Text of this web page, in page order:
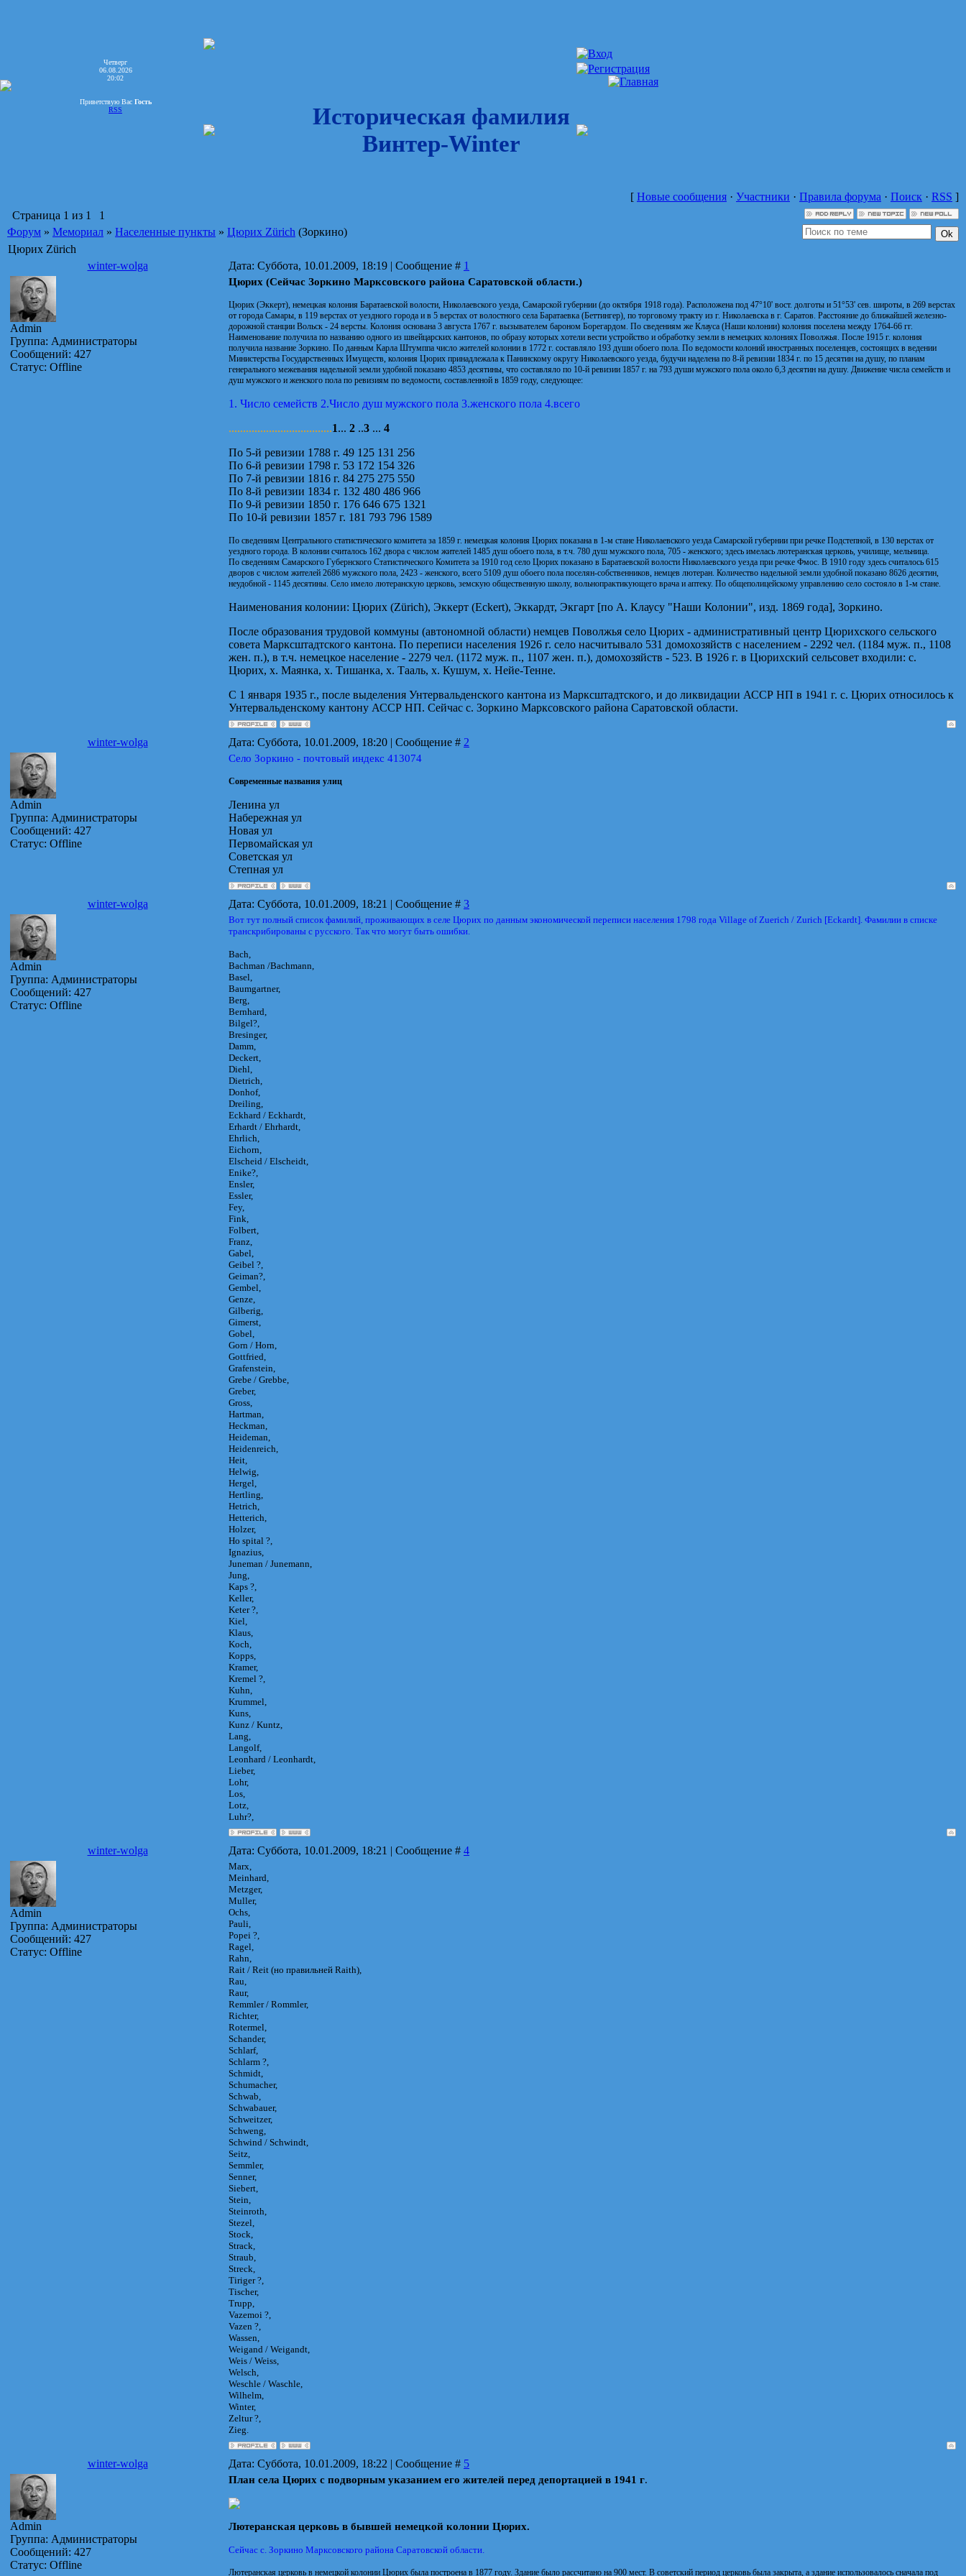
Четверг
06.08.2026
20:02
Приветствую Вас Гость
RSS
Историческая фамилия
Винтер-Winter
[ Новые сообщения · Участники · Правила форума · Поиск · RSS ]
Страница 1 из 1
1
Форум » Мемориал » Населенные пункты » Цюрих Zürich (Зоркино)
Цюрих Zürich
winter-wolga
Дата: Суббота, 10.01.2009, 18:19 | Сообщение # 1
Admin
Группа: Администраторы
Сообщений: 427
Статус: Offline
Цюрих (Сейчас Зоркино Марксовского района Саратовской области.)
Цюрих (Эккерт), немецкая колония Баратаевской волости, Николаевского уезда, Самарской губернии (до октября 1918 года). Расположена под 47°10' вост. долготы и 51°53' сев. широты, в 269 верстах
от города Самары, в 119 верстах от уездного города и в 5 верстах от волостного села Баратаевка (Беттингер), по торговому тракту из г. Николаевска в г. Саратов. Расстояние до ближайшей железно-
дорожной станции Вольск - 24 версты. Колония основана 3 августа 1767 г. вызывателем бароном Борегардом. По сведениям же Клауса (Наши колонии) колония поселена между 1764-66 гг.
Наименование получила по названию одного из швейцарских кантонов, по образу которых хотели вести устройство и обработку земли в немецких колониях Поволжья. После 1915 г. колония
получила название Зоркино. По данным Карла Штумппа число жителей колонии в 1772 г. составляло 193 души обоего пола. По ведомости колоний иностранных поселенцев, состоящих в ведении
Министерства Государственных Имуществ, колония Цюрих принадлежала к Панинскому округу Николаевского уезда, будучи наделена по 8-й ревизии 1834 г. по 15 десятин на душу, по планам
генерального межевания надельной земли удобной показано 4853 десятины, что составляло по 10-й ревизии 1857 г. на 793 души мужского пола около 6,3 десятин на душу. Движение числа семейств и
душ мужского и женского пола по ревизиям по ведомости, составленной в 1859 году, следующее:
1. Число семейств 2.Число душ мужского пола 3.женского пола 4.всего
....................................1... 2 ..3 ... 4
По 5-й ревизии 1788 г. 49 125 131 256
По 6-й ревизии 1798 г. 53 172 154 326
По 7-й ревизии 1816 г. 84 275 275 550
По 8-й ревизии 1834 г. 132 480 486 966
По 9-й ревизии 1850 г. 176 646 675 1321
По 10-й ревизии 1857 г. 181 793 796 1589
По сведениям Центрального статистического комитета за 1859 г. немецкая колония Цюрих показана в 1-м стане Николаевского уезда Самарской губернии при речке Подстепной, в 130 верстах от
уездного города. В колонии считалось 162 двора с числом жителей 1485 душ обоего пола, в т.ч. 780 душ мужского пола, 705 - женского; здесь имелась лютеранская церковь, училище, мельница.
По сведениям Самарского Губернского Статистического Комитета за 1910 год село Цюрих показано в Баратаевской волости Николаевского уезда при речке Фмос. В 1910 году здесь считалось 615
дворов с числом жителей 2686 мужского пола, 2423 - женского, всего 5109 душ обоего пола поселян-собственников, немцев лютеран. Количество надельной земли удобной показано 8626 десятин,
неудобной - 1145 десятины. Село имело лютеранскую церковь, земскую общественную школу, вольнопрактикующего врача и аптеку. По общеполицейскому управлению село состояло в 1-м стане.
Наименования колонии: Цюрих (Zürich), Эккерт (Eckert), Эккардт, Экгарт [по А. Клаусу "Наши Колонии", изд. 1869 года], Зоркино.
После образования трудовой коммуны (автономной области) немцев Поволжья село Цюрих - административный центр Цюрихского сельского
совета Марксштадтского кантона. По переписи населения 1926 г. село насчитывало 531 домохозяйств с населением - 2292 чел. (1184 муж. п., 1108
жен. п.), в т.ч. немецкое население - 2279 чел. (1172 муж. п., 1107 жен. п.), домохозяйств - 523. В 1926 г. в Цюрихский сельсовет входили: с.
Цюрих, х. Маянка, х. Тишанка, х. Тааль, х. Кушум, х. Нейе-Тенне.
С 1 января 1935 г., после выделения Унтервальденского кантона из Марксштадтского, и до ликвидации АССР НП в 1941 г. с. Цюрих относилось к
Унтервальденскому кантону АССР НП. Сейчас с. Зоркино Марксовского района Саратовской области.
winter-wolga Дата: Суббота, 10.01.2009, 18:20 | Сообщение # 2
Admin
Группа: Администраторы
Сообщений: 427
Статус: Offline
Село Зоркино - почтовый индекс 413074
Современные названия улиц
Ленина ул
Набережная ул
Новая ул
Первомайская ул
Советская ул
Степная ул
winter-wolga Дата: Суббота, 10.01.2009, 18:21 | Сообщение # 3
Admin
Группа: Администраторы
Сообщений: 427
Статус: Offline
Вот тут полный список фамилий, проживающих в селе Цюрих по данным экономической переписи населения 1798 года Village of Zuerich / Zurich [Eckardt]. Фамилии в списке
транскрибированы с русского. Так что могут быть ошибки.
Bach,
Bachman /Bachmann,
Basel,
Baumgartner,
Berg,
Bernhard,
Bilgel?,
Bresinger,
Damm,
Deckert,
Diehl,
Dietrich,
Donhof,
Dreiling,
Eckhard / Eckhardt,
Erhardt / Ehrhardt,
Ehrlich,
Eichorn,
Elscheid / Elscheidt,
Enike?,
Ensler,
Essler,
Fey,
Fink,
Folbert,
Franz,
Gabel,
Geibel ?,
Geiman?,
Gembel,
Genze,
Gilberig,
Gimerst,
Gobel,
Gorn / Horn,
Gottfried,
Grafenstein,
Grebe / Grebbe,
Greber,
Gross,
Hartman,
Heckman,
Heideman,
Heidenreich,
Heit,
Helwig,
Hergel,
Hertling,
Hetrich,
Hetterich,
Holzer,
Ho spital ?,
Ignazius,
Juneman / Junemann,
Jung,
Kaps ?,
Keller,
Keter ?,
Kiel,
Klaus,
Koch,
Kopps,
Kramer,
Kremel ?,
Kuhn,
Krummel,
Kuns,
Kunz / Kuntz,
Lang,
Langolf,
Leonhard / Leonhardt,
Lieber,
Lohr,
Los,
Lotz,
Luhr?,
winter-wolga Дата: Суббота, 10.01.2009, 18:21 | Сообщение # 4
Admin
Группа: Администраторы
Сообщений: 427
Статус: Offline
Marx,
Meinhard,
Metzger,
Muller,
Ochs,
Pauli,
Popei ?,
Ragel,
Rahn,
Rait / Reit (но правильней Raith),
Rau,
Raur,
Remmler / Rommler,
Richter,
Rotermel,
Schander,
Schlarf,
Schlarm ?,
Schmidt,
Schumacher,
Schwab,
Schwabauer,
Schweitzer,
Schweng,
Schwind / Schwindt,
Seitz,
Semmler,
Senner,
Siebert,
Stein,
Steinroth,
Stezel,
Stock,
Strack,
Straub,
Streck,
Tiriger ?,
Tischer,
Trupp,
Vazemoi ?,
Vazen ?,
Wassen,
Weigand / Weigandt,
Weis / Weiss,
Welsch,
Weschle / Waschle,
Wilhelm,
Winter,
Zeltur ?,
Zieg.
winter-wolga Дата: Суббота, 10.01.2009, 18:22 | Сообщение # 5
Admin
Группа: Администраторы
Сообщений: 427
Статус: Offline
План села Цюрих с подворным указанием его жителей перед депортацией в 1941 г.
Лютеранская церковь в бывшей немецкой колонии Цюрих.
Сейчас с. Зоркино Марксовского района Саратовской области.
Лютеранская церковь в немецкой колонии Цюрих была построена в 1877 году. Здание было рассчитано на 900 мест. В советский период церковь была закрыта, а здание использовалось сначала под